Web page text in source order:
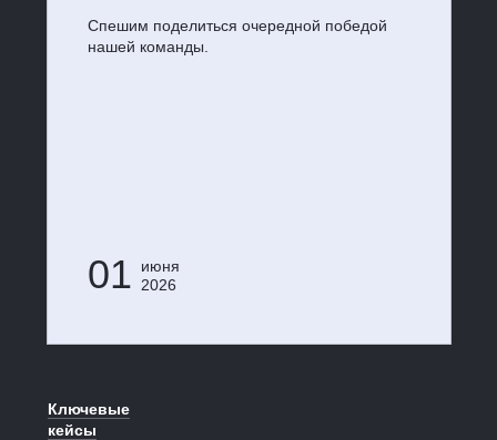
Спешим поделиться очередной победой
нашей команды.
01
июня
2026
Ключевые
кейсы